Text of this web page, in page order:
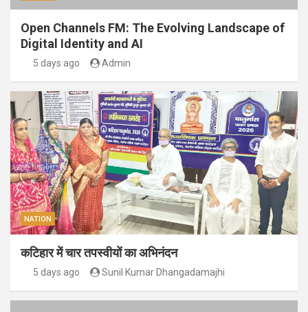
Open Channels FM: The Evolving Landscape of
Digital Identity and AI
5 days ago Admin
NATION
कटिहार में चार तपस्वीयों का अभिनंदन
5 days ago Sunil Kumar Dhangadamajhi